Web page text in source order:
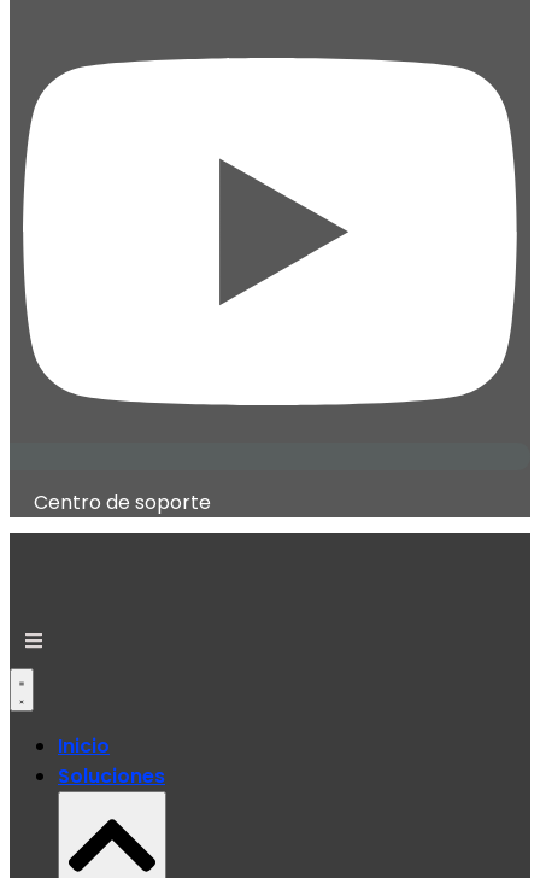
Centro de soporte
Inicio
Soluciones